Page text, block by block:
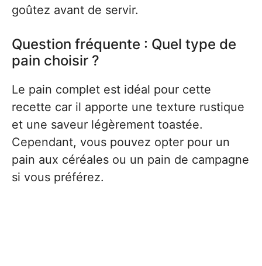
goûtez avant de servir.
Question fréquente : Quel type de
pain choisir ?
Le pain complet est idéal pour cette
recette car il apporte une texture rustique
et une saveur légèrement toastée.
Cependant, vous pouvez opter pour un
pain aux céréales ou un pain de campagne
si vous préférez.